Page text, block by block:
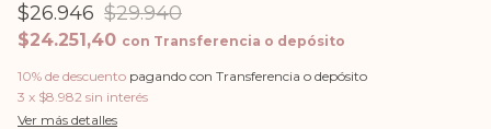
$26.946 $29.940
$24.251,40 con Transferencia o depósito
10% de descuento pagando con Transferencia o depósito
3 x $8.982 sin interés
Ver más detalles